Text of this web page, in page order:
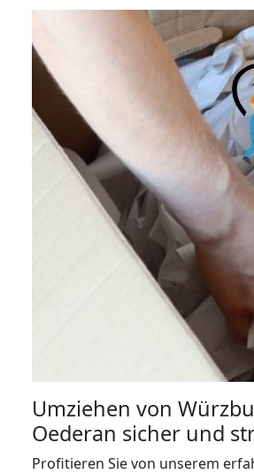
Umziehen von
Oederan sicher und
Profitieren Sie von unserem